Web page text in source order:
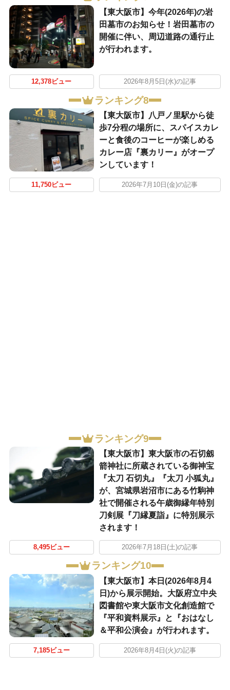
【東大阪市】今年(2026年)の岩
田墓市のお知らせ！岩田墓市の
開催に伴い、周辺道路の通行止
が行われます。
12,378ビュー 2026年8月5日(水)の記事
ランキング8
【東大阪市】八戸ノ里駅から徒
歩7分程の場所に、スパイスカレ
ーと食後のコーヒーが楽しめる
カレー店『裏カリー』がオープ
ンしています！
11,750ビュー 2026年7月10日(金)の記事
ランキング9
【東大阪市】東大阪市の石切劔
箭神社に所蔵されている御神宝
『太刀 石切丸』『太刀 小狐丸』
が、宮城県岩沼市にある竹駒神
社で開催される午歳御縁年特別
刀剣展『刀縁夏詣』に特別展示
されます！
8,495ビュー 2026年7月18日(土)の記事
ランキング10
【東大阪市】本日(2026年8月4
日)から展示開始。大阪府立中央
図書館や東大阪市文化創造館で
『平和資料展示』と『おはなし
＆平和公演会』が行われます。
7,185ビュー 2026年8月4日(火)の記事